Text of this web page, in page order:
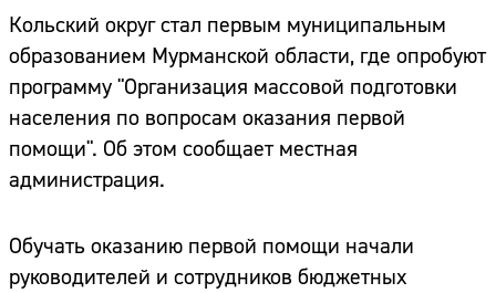
Кольский округ стал первым муниципальным
образованием Мурманской области, где опробуют
программу "Организация массовой подготовки
населения по вопросам оказания первой
помощи". Об этом сообщает местная
администрация.
Обучать оказанию первой помощи начали
руководителей и сотрудников бюджетных